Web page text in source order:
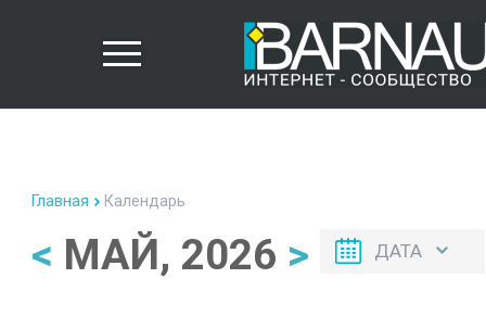
Главная Календарь
< МАЙ, 2026 > ДАТА